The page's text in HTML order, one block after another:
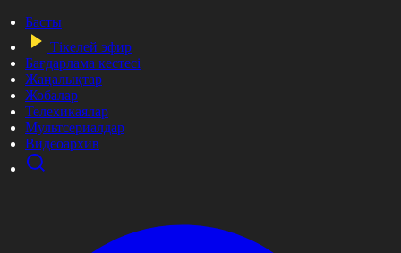
Басты
Тікелей эфир
Бағдарлама кестесі
Жаңалықтар
Жобалар
Телехикаялар
Мультсериалдар
Видеоархив